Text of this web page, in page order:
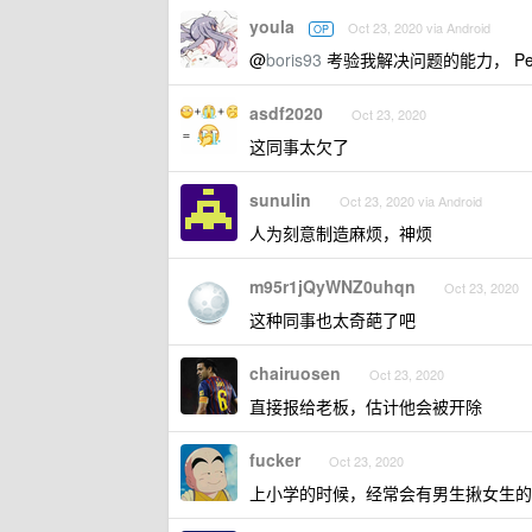
youla OP Oct 23, 2020 via Android
@boris93 考验我解决问题的能力，
asdf2020 Oct 23, 2020
这同事太欠了
sunulin Oct 23, 2020 via Android
人为刻意制造麻烦，神烦
m95r1jQyWNZ0uhqn Oct 23, 2020
这种同事也太奇葩了吧
chairuosen Oct 23, 2020
直接报给老板，估计他会被开除
fucker Oct 23, 2020
上小学的时候，经常会有男生揪女生